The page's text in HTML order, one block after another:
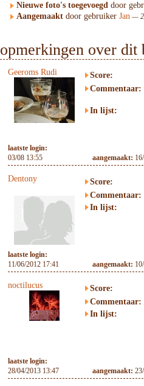
Nieuwe foto's toegevoegd door
Aangemaakt door gebruiker Jan —
opmerkingen over dit
Geeroms Rudi
Score:
Commentaar:
In lijst:
laatste login:
03/08 13:55
aangemaakt:
Dentony
Score:
Commentaar:
In lijst:
laatste login:
11/06/2012 17:41
aangemaakt:
noctilucus
Score:
Commentaar:
In lijst:
laatste login:
28/04/2013 13:47
aangemaakt: